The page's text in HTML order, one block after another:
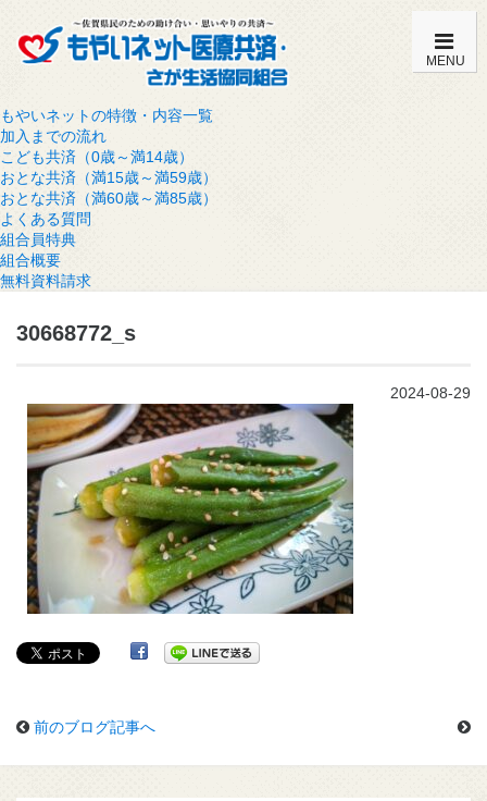
MENU
もやいネットの特徴・内容一覧
加入までの流れ
こども共済（0歳～満14歳）
おとな共済（満15歳～満59歳）
おとな共済（満60歳～満85歳）
よくある質問
組合員特典
組合概要
無料資料請求
30668772_s
2024-08-29
前のブログ記事へ